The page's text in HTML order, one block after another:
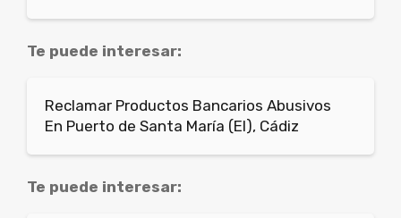
Te puede interesar:
Reclamar Productos Bancarios Abusivos
En Puerto de Santa María (El), Cádiz
Te puede interesar: